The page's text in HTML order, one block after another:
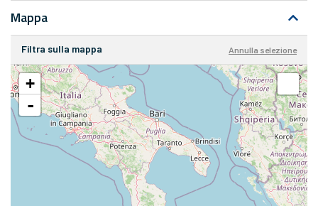
Mappa
Filtra sulla mappa Annulla selezione
+
-